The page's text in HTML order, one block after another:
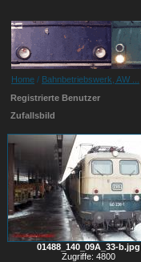
Home / Bahnbetriebswerk, AW ...
Registrierte Benutzer
Zufallsbild
01488_140_09A_33-b.jpg
Zugriffe: 4800